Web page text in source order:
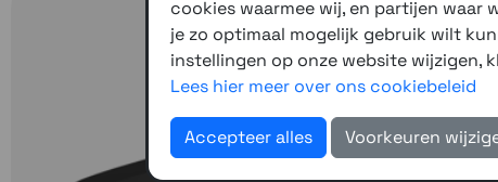
cookies waarmee wij, en partijen waar
je zo optimaal mogelijk gebruik wilt
instellingen op onze website wijzigen,
Lees hier meer over ons cookiebeleid
Accepteer alles Voorkeuren